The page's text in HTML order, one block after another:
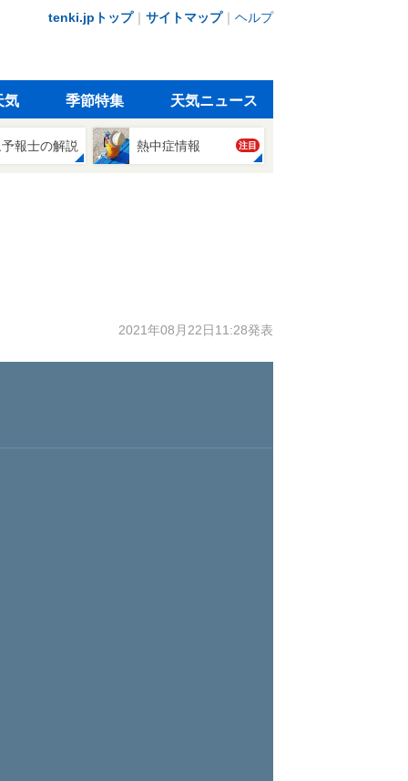
tenki.jpトップ｜ サイトマップ｜ ヘルプ
気 季節特集 天気ニュース
報士の解説 熱中症情報 注目
2021年08月22日11:28発表